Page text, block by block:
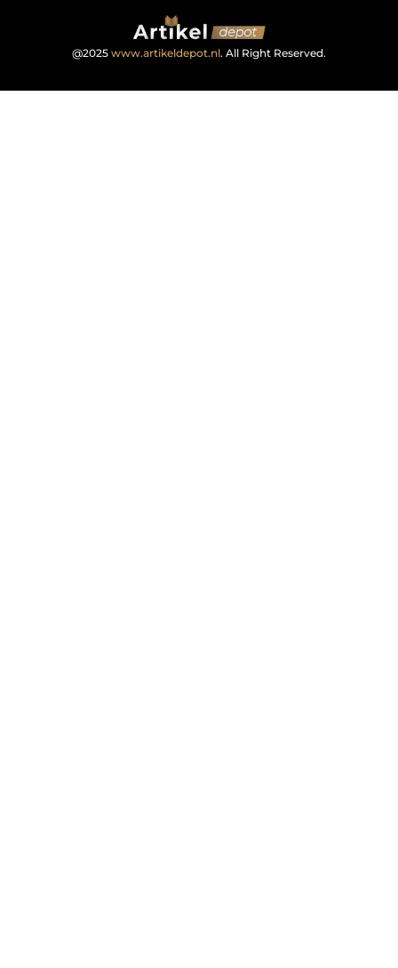
@2025 www.artikeldepot.nl. All Right Reserved.